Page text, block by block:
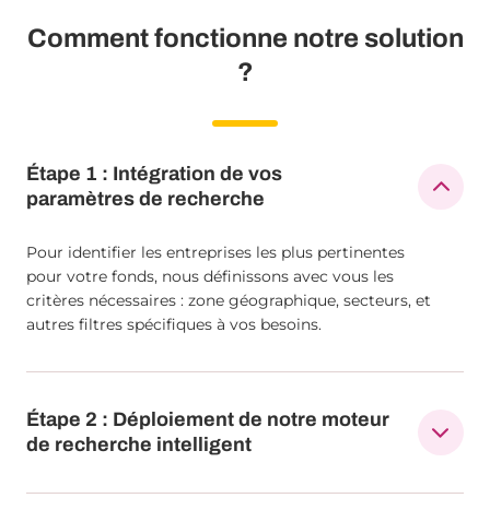
Comment fonctionne notre solution
?
Étape 1 : Intégration de vos
paramètres de recherche
Pour identifier les entreprises les plus pertinentes
pour votre fonds, nous définissons avec vous les
critères nécessaires : zone géographique, secteurs, et
autres filtres spécifiques à vos besoins.
Étape 2 : Déploiement de notre moteur
de recherche intelligent